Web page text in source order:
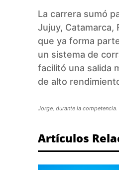
La carrera sumó
Jujuy, Catamarca,
que ya forma
un sistema de
facilitó una salida
de alto
Jorge, durante la competencia.
Artículos